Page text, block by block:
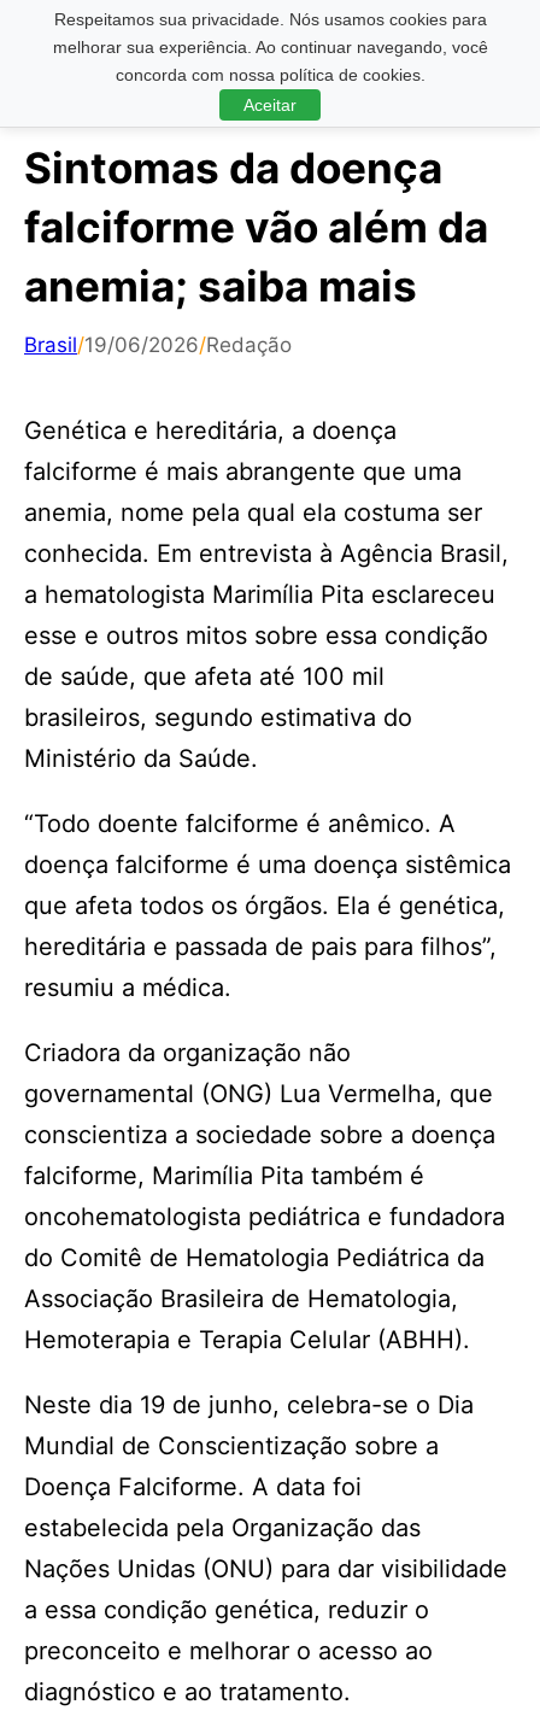
Respeitamos sua privacidade. Nós usamos cookies para
melhorar sua experiência. Ao continuar navegando, você
concorda com nossa política de cookies.
Aceitar
Pesquisar ...
Sintomas da doença
falciforme vão além da
anemia; saiba mais
Brasil/19/06/2026/Redação
Genética e hereditária, a doença
falciforme é mais abrangente que uma
anemia, nome pela qual ela costuma ser
conhecida. Em entrevista à Agência Brasil,
a hematologista Marimília Pita esclareceu
esse e outros mitos sobre essa condição
de saúde, que afeta até 100 mil
brasileiros, segundo estimativa do
Ministério da Saúde.
“Todo doente falciforme é anêmico. A
doença falciforme é uma doença sistêmica
que afeta todos os órgãos. Ela é genética,
hereditária e passada de pais para filhos”,
resumiu a médica.
Criadora da organização não
governamental (ONG) Lua Vermelha, que
conscientiza a sociedade sobre a doença
falciforme, Marimília Pita também é
oncohematologista pediátrica e fundadora
do Comitê de Hematologia Pediátrica da
Associação Brasileira de Hematologia,
Hemoterapia e Terapia Celular (ABHH).
Neste dia 19 de junho, celebra-se o Dia
Mundial de Conscientização sobre a
Doença Falciforme. A data foi
estabelecida pela Organização das
Nações Unidas (ONU) para dar visibilidade
a essa condição genética, reduzir o
preconceito e melhorar o acesso ao
diagnóstico e ao tratamento.